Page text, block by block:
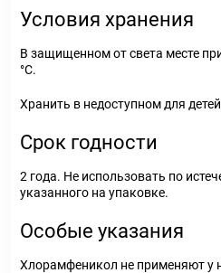
Условия хранения
В защищенном от света месте
°С.
Хранить в недоступном для
Срок годности
2 года. Не использовать по
указанного на упаковке.
Особые указания
Хлорамфеникол не применяют у